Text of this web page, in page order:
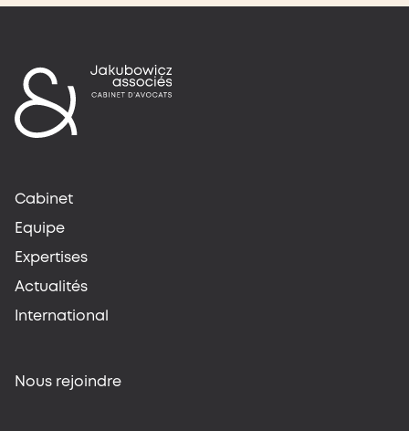
Cabinet
Equipe
Expertises
Actualités
International
Nous rejoindre